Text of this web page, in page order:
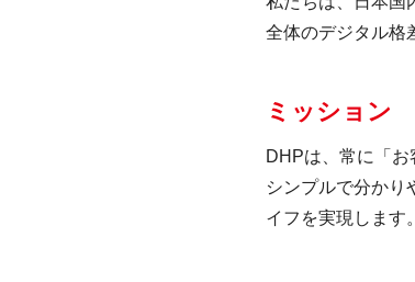
全体のデジタル格
ミッション
DHPは、常に「お
シンプルで分かり
イフを実現します。